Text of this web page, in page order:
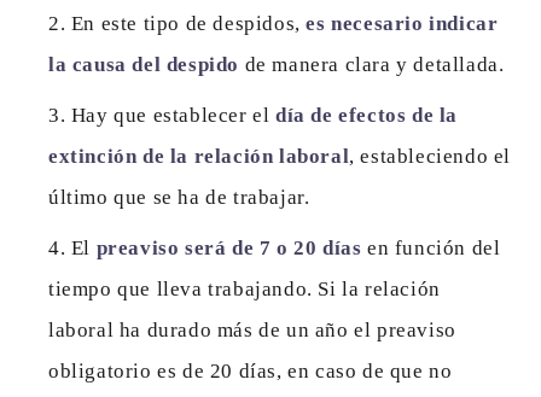
En este tipo de despidos,es necesario indicar
la causa del despido de manera clara y detallada.
Hay que establecer eldía de efectos de la
extinción de la relación laboral, estableciendo el
último que se ha de trabajar.
El preaviso será de 7 o 20 días en función del
tiempo que lleva trabajando. Si la relación
laboral ha durado más de un año el preaviso
obligatorio es de 20 días, en caso de que no